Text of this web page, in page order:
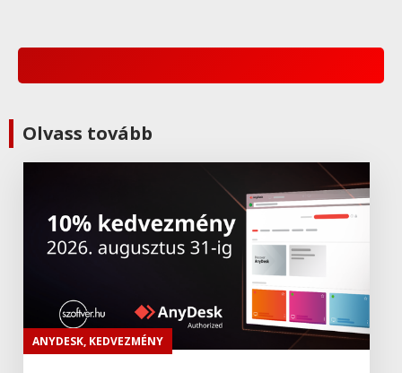
Olvass tovább
ANYDESK, KEDVEZMÉNY